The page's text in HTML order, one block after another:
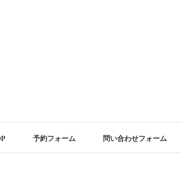
予約フォーム 問い合わせフォーム